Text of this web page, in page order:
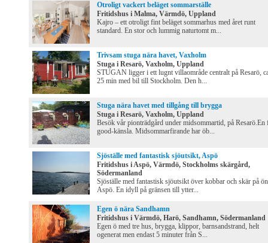
Otroligt vackert beläget sommarställe
Fritidshus i Malma, Värmdö, Uppland
Kajro – ett otroligt fint beläget sommarhus med året runt
standard. En stor och lummig naturtomt m...
Trivsam stuga nära havet, Vaxholm
Stuga i Resarö, Vaxholm, Uppland
STUGAN ligger i ett lugnt villaområde centralt på Resarö,
25 min med bil till Stockholm. Den h...
Stuga nära havet med tillgång till brygga
Stuga i Resarö, Vaxholm, Uppland
Besök vår pionträdgård under midsommartid, på Resarö.En
good-känsla. Midsommarfirande har öb...
Sjöställe med fantastisk sjöutsikt, Aspö
Fritidshus i Aspö, Värmdö, Stockholms skärgård,
Södermanland
Sjöställe med fantastisk sjöutsikt över kobbar och skär på ön
Aspö. En idyll på gränsen till ytter...
Egen ö nära Sandhamn
Fritidshus i Värmdö, Harö, Sandhamn, Södermanland
Egen ö med tre hus, brygga, klippor, barnsandstrand, helt
ogenerat men endast 5 minuter från S...